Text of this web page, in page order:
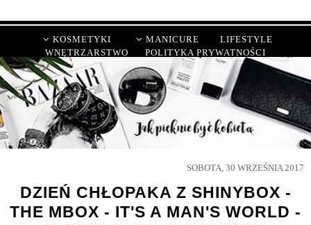
KOSMETYKI MANICURE
LIFESTYLE
WNĘTRZARSTWO
POLITYKA PRYWATNOŚCI
SOBOTA, 30 WRZEŚNIA 2017
DZIEŃ CHŁOPAKA Z SHINYBOX -
THE MBOX - IT'S A MAN'S WORLD -